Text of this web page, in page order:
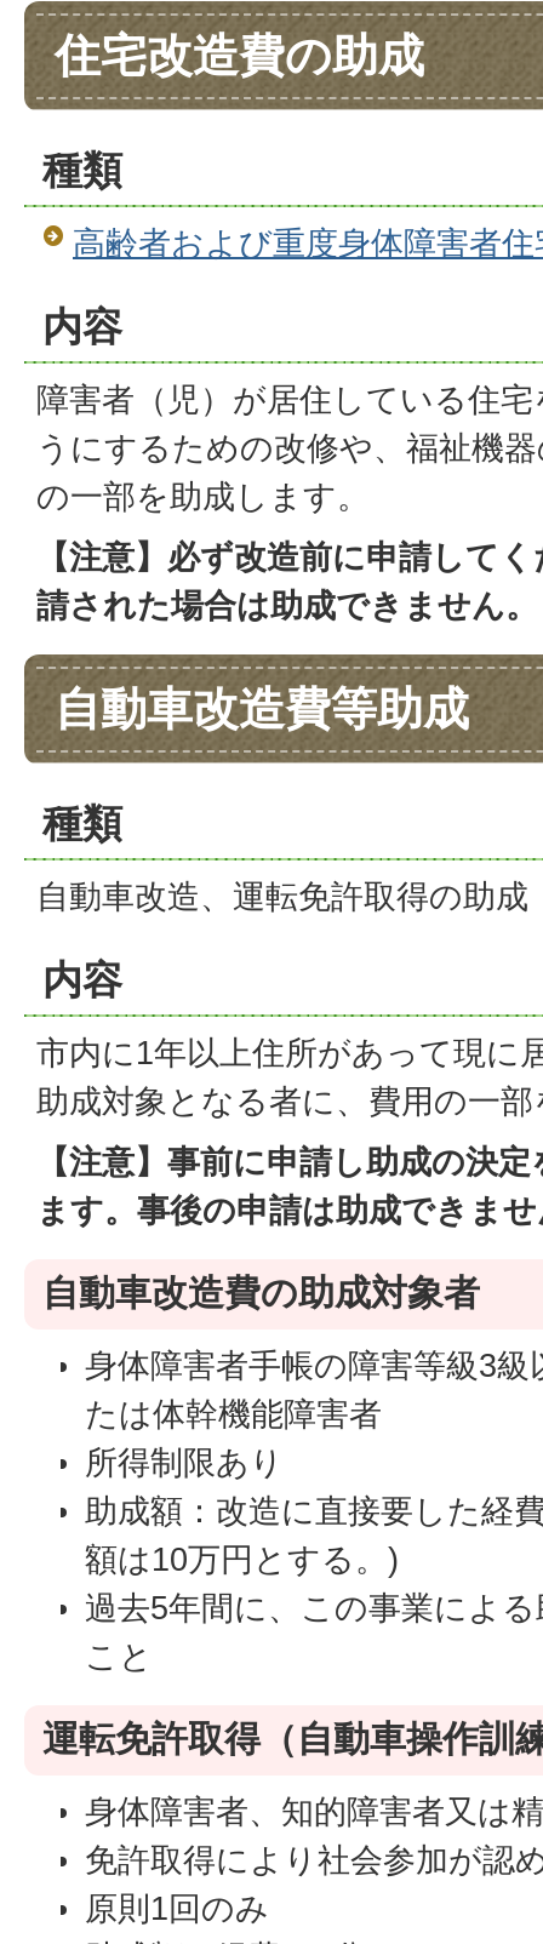
住宅改造費の助成
種類
高齢者および重度身体障害者
内容
障害者（児）が居住している住
うにするための改修や、福祉機
の一部を助成します。
【注意】必ず改造前に申請して
請された場合は助成できません。
自動車改造費等助成
種類
自動車改造、運転免許取得の助成
内容
市内に1年以上住所があって現に
助成対象となる者に、費用の一
【注意】事前に申請し助成の決
ます。事後の申請は助成できま
自動車改造費の助成対象者
身体障害者手帳の障害等級3
たは体幹機能障害者
所得制限あり
助成額：改造に直接要した経
額は10万円とする。)
過去5年間に、この事業によ
こと
運転免許取得（自動車操作訓
身体障害者、知的障害者又は
免許取得により社会参加が認
原則1回のみ